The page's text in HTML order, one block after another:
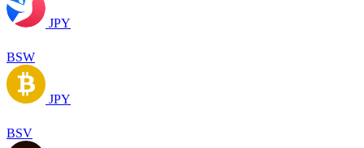
JPY
BSW
JPY
BSV